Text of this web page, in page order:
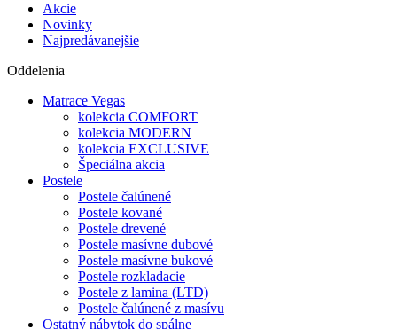
Akcie
Novinky
Najpredávanejšie
Oddelenia
Matrace Vegas
kolekcia COMFORT
kolekcia MODERN
kolekcia EXCLUSIVE
Špeciálna akcia
Postele
Postele čalúnené
Postele kované
Postele drevené
Postele masívne dubové
Postele masívne bukové
Postele rozkladacie
Postele z lamina (LTD)
Postele čalúnené z masívu
Ostatný nábytok do spálne